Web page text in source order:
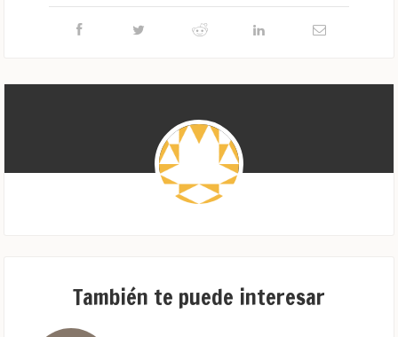
También te puede interesar